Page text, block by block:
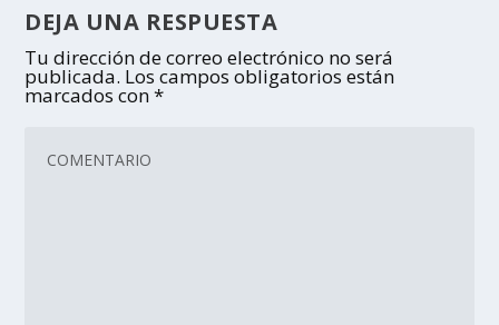
DEJA UNA RESPUESTA
Tu dirección de correo electrónico no será
publicada. Los campos obligatorios están
marcados con*